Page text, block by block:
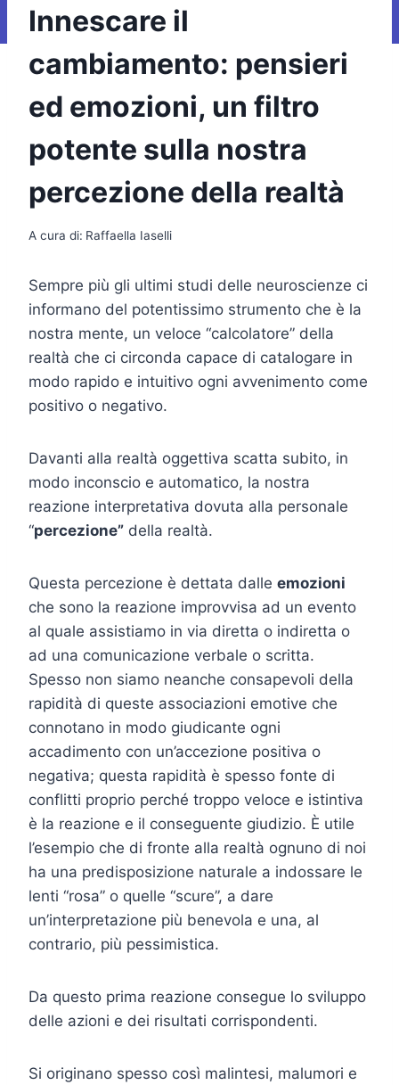
Innescare il
cambiamento: pensieri
ed emozioni, un filtro
potente sulla nostra
percezione della realtà
A cura di: Raffaella Iaselli
Sempre più gli ultimi studi delle neuroscienze ci
informano del potentissimo strumento che è la
nostra mente, un veloce “calcolatore” della
realtà che ci circonda capace di catalogare in
modo rapido e intuitivo ogni avvenimento come
positivo o negativo.
Davanti alla realtà oggettiva scatta subito, in
modo inconscio e automatico, la nostra
reazione interpretativa dovuta alla personale
“percezione” della realtà.
Questa percezione è dettata dalle emozioni
che sono la reazione improvvisa ad un evento
al quale assistiamo in via diretta o indiretta o
ad una comunicazione verbale o scritta.
Spesso non siamo neanche consapevoli della
rapidità di queste associazioni emotive che
connotano in modo giudicante ogni
accadimento con un’accezione positiva o
negativa; questa rapidità è spesso fonte di
conflitti proprio perché troppo veloce e istintiva
è la reazione e il conseguente giudizio. È utile
l’esempio che di fronte alla realtà ognuno di noi
ha una predisposizione naturale a indossare le
lenti “rosa” o quelle “scure”, a dare
un’interpretazione più benevola e una, al
contrario, più pessimistica.
Da questo prima reazione consegue lo sviluppo
delle azioni e dei risultati corrispondenti.
Si originano spesso così malintesi, malumori e